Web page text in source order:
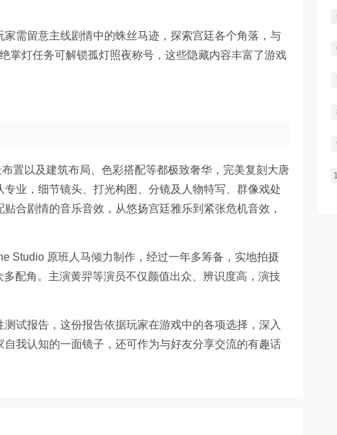
需留意主线剧情中的蛛丝马迹，探索宫廷各个角落，与
掌灯任务可解锁孤灯照夜称号，这些隐藏内容丰富了游戏
置以及建筑布局、色彩搭配等都极致奢华，完美复刻大唐
业，细节镜头、打光构图、分镜及人物特写、群像戏处
合剧情的音乐音效，从悠扬宫廷雅乐到紧张危机音效，
Studio 原班人马倾力制作，经过一年多筹备，实地拍摄
配角。主演黄羿等演员不仅颜值出众、辨识度高，演技
试报告，这份报告依据玩家在游戏中的各项选择，深入
我认知的一面镜子，还可作为与好友分享交流的有趣话